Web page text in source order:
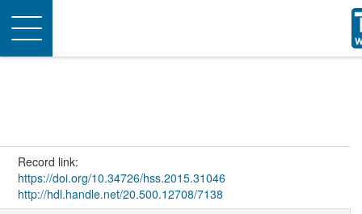
Toggle
navigation
Record link:
https://doi.org/10.34726/hss.2015.31046
http://hdl.handle.net/20.500.12708/7138